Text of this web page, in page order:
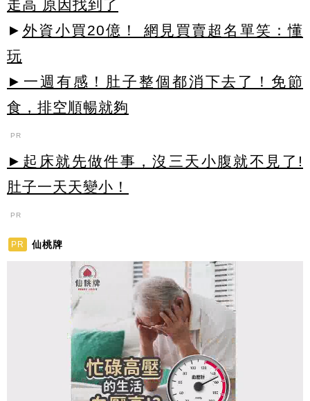
走高 原因找到了
► 外資小買20億！ 網見買賣超名單笑：懂
玩
►一週有感！肚子整個都消下去了！免節
食，排空順暢就夠
PR
►起床就先做件事，沒三天小腹就不見了!
肚子一天天變小！
PR
PR 仙桃牌